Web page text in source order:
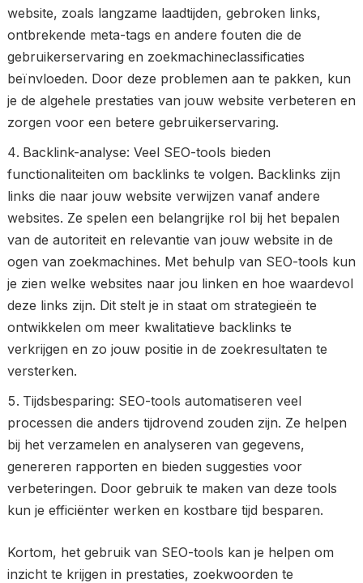
website, zoals langzame laadtijden, gebroken links,
ontbrekende meta-tags en andere fouten die de
gebruikerservaring en zoekmachineclassificaties
beïnvloeden. Door deze problemen aan te pakken, kun
je de algehele prestaties van jouw website verbeteren en
zorgen voor een betere gebruikerservaring.
Backlink-analyse: Veel SEO-tools bieden
functionaliteiten om backlinks te volgen. Backlinks zijn
links die naar jouw website verwijzen vanaf andere
websites. Ze spelen een belangrijke rol bij het bepalen
van de autoriteit en relevantie van jouw website in de
ogen van zoekmachines. Met behulp van SEO-tools kun
je zien welke websites naar jou linken en hoe waardevol
deze links zijn. Dit stelt je in staat om strategieën te
ontwikkelen om meer kwalitatieve backlinks te
verkrijgen en zo jouw positie in de zoekresultaten te
versterken.
Tijdsbesparing: SEO-tools automatiseren veel
processen die anders tijdrovend zouden zijn. Ze helpen
bij het verzamelen en analyseren van gegevens,
genereren rapporten en bieden suggesties voor
verbeteringen. Door gebruik te maken van deze tools
kun je efficiënter werken en kostbare tijd besparen.
Kortom, het gebruik van SEO-tools kan je helpen om
inzicht te krijgen in prestaties, zoekwoorden te